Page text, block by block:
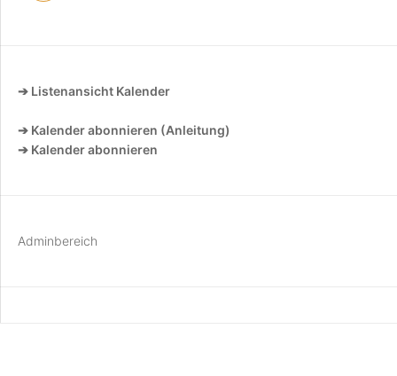
➔ Listenansicht Kalender
➔ Kalender abonnieren (Anleitung)
➔ Kalender abonnieren
Adminbereich